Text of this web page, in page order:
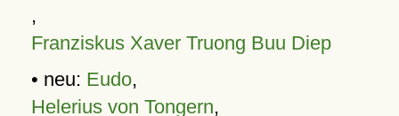
,
Franziskus Xaver Truong Buu Diep
• neu: Eudo,
Helerius von Tongern,